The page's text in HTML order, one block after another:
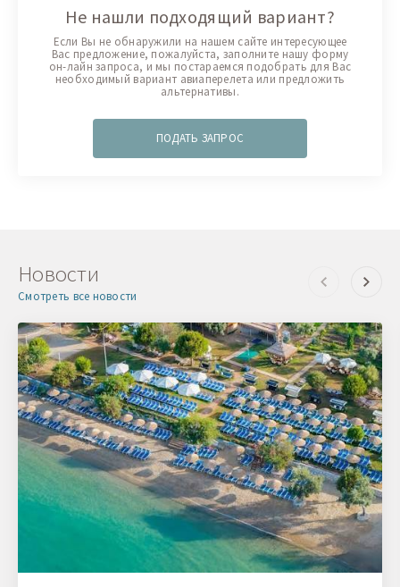
Не нашли подходящий вариант?
Если Вы не обнаружили на нашем сайте интересующее
Вас предложение, пожалуйста, заполните нашу форму
он-лайн запроса, и мы постараемся подобрать для Вас
необходимый вариант авиаперелета или предложить
альтернативы.
ПОДАТЬ ЗАПРОС
Новости
Смотреть все новости